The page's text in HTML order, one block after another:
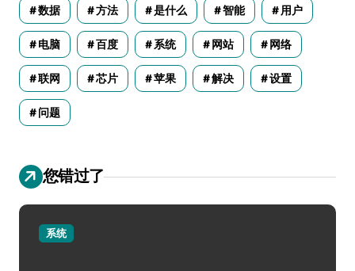
数据 方法 是什么 智能 用户
电脑 百度 系统 网站 网络
联网 芯片 苹果 解决 设置
问题
您错过了
系统